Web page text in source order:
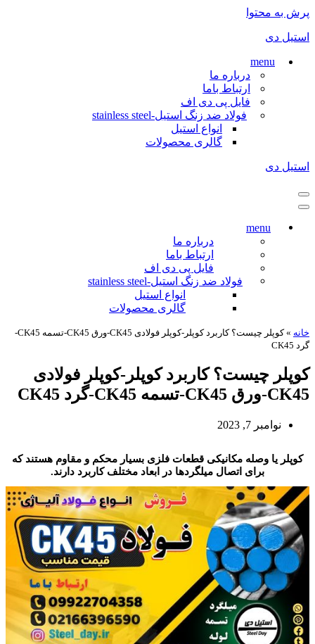
پرش به محتوا
استیل دی
menu
درباره ما
ارتباط باما
فایل پی دی اف
فولاد ضد زنگ استیل-stainless steel
انواع استیل
گالری محصولات
استیل دی
فهرست
ناوبری
فهرست
menu
درباره ما
ارتباط باما
فایل پی دی اف
فولاد ضد زنگ استیل-stainless steel
انواع استیل
گالری محصولات
خانه »
کوپلر چیست؟ کاربرد کوپلر-کوپلر فولادی CK45-ورق CK45-تسمه CK45-
گرد CK45
کوپلر چیست؟ کاربرد کوپلر-کوپلر فولادی
CK45-ورق CK45-تسمه CK45-گرد CK45
نوامبر 7, 2023
کوپلر یا وصله مکانیکی قطعات فلزی بسیار محکم و مقاوم هستند که
برای اتصال میلگردها در ابعاد مختلف کاربرد دارند.